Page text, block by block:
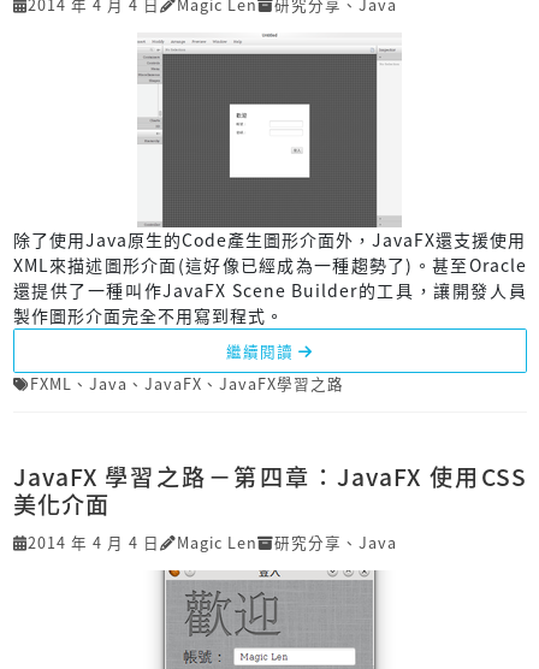
2014 年 4 月 4 日 Magic Len 研究分享 、 Java
除了使用Java原生的Code產生圖形介面外，JavaFX還支援使用
XML來描述圖形介面(這好像已經成為一種趨勢了)。甚至Oracle
還提供了一種叫作JavaFX Scene Builder的工具，讓開發人員
製作圖形介面完全不用寫到程式。
繼續閱讀
FXML 、 Java 、 JavaFX 、 JavaFX學習之路
JavaFX 學習之路－第四章：JavaFX 使用CSS
美化介面
2014 年 4 月 4 日 Magic Len 研究分享 、 Java